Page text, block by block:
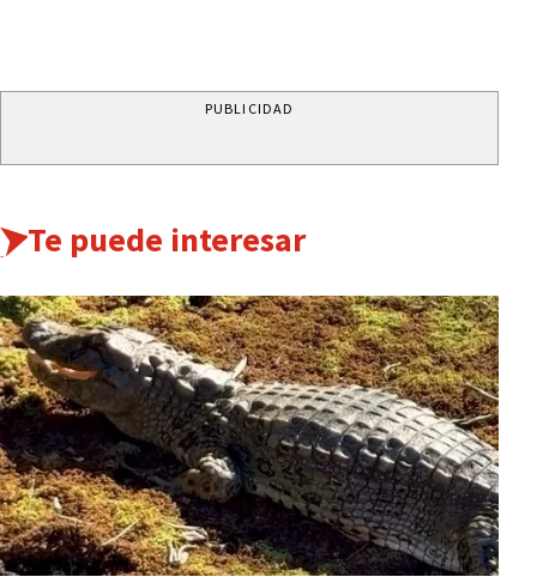
PUBLICIDAD
Te puede interesar